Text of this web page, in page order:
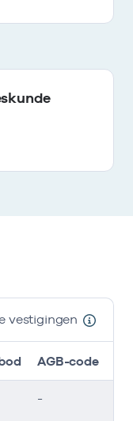
vestigingen
AGB-code
-